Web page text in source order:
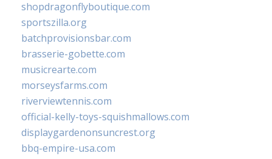
shopdragonflyboutique.com
sportszilla.org
batchprovisionsbar.com
brasserie-gobette.com
musicrearte.com
morseysfarms.com
riverviewtennis.com
official-kelly-toys-squishmallows.com
displaygardenonsuncrest.org
bbq-empire-usa.com